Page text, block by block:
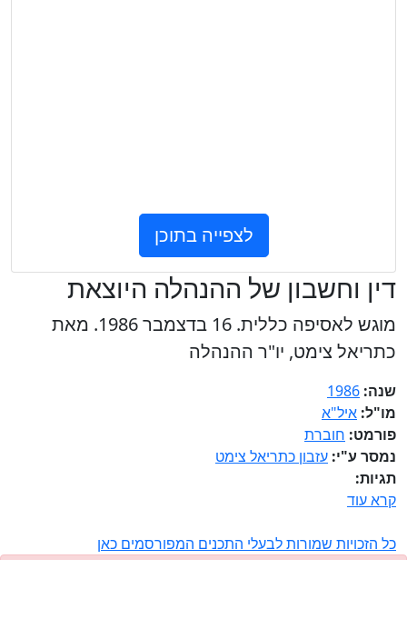
לצפייה בתוכן
דין וחשבון של ההנהלה היוצאת
מוגש לאסיפה כללית. 16 בדצמבר 1986. מאת
כתריאל צימט, יו"ר ההנהלה
שנה: 1986
מו"ל: איל"א
פורמט: חוברת
נמסר ע"י: עזבון כתריאל צימט
תגיות:
קרא עוד
כל הזכויות שמורות לבעלי התכנים המפורסמים כאן